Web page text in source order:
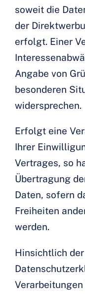
soweit die
der
erfolgt. Einer
Angabe von
besonderen
widersprechen.
Erfolgt eine
Ihrer
Vertrages, so
Übertragung
Daten, sofern
Freiheiten
werden.
Hinsichtlich